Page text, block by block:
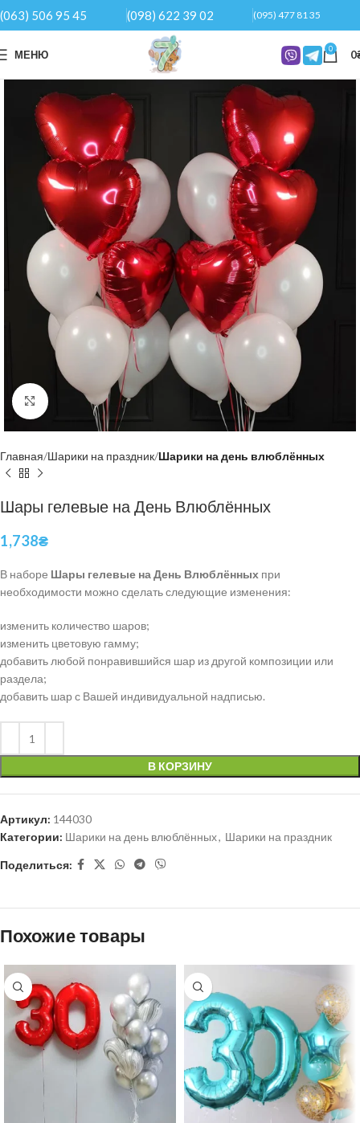
(063) 506 95 45 (098) 622 39 02 (095) 477 81 35
МЕНЮ 0 0
Нажмите, чтобы увеличить
Главная Шарики на праздник Шарики на день влюблённых
Шары гелевые на День Влюблённых
1,738₴
В наборе Шары гелевые на День Влюблённых при
необходимости можно сделать следующие изменения:
изменить количество шаров;
изменить цветовую гамму;
добавить любой понравившийся шар из другой композиции или
раздела;
добавить шар с Вашей индивидуальной надписью.
В КОРЗИНУ
Артикул: 144030
Категории: Шарики на день влюблённых, Шарики на праздник
Поделиться:
Похожие товары